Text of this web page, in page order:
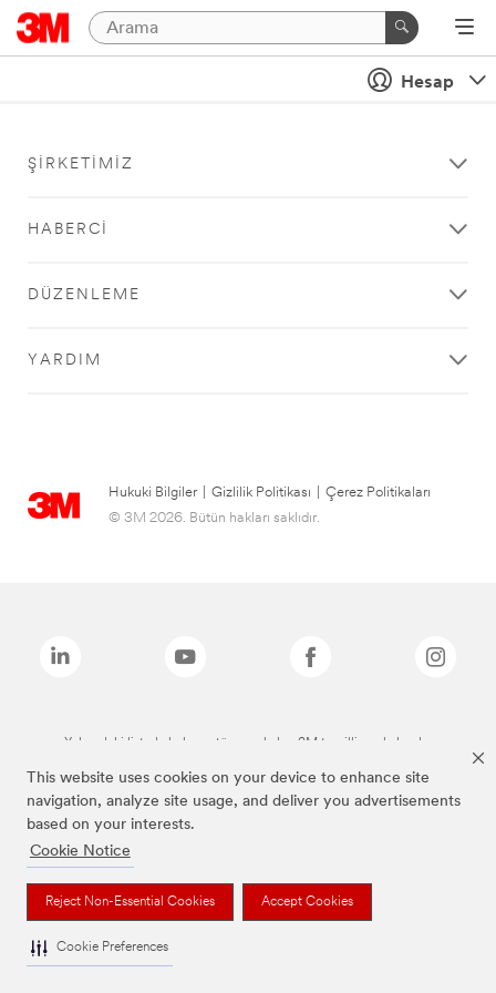
This website uses cookies on your device to enhance site
navigation, analyze site usage, and deliver you advertisements
based on your interests.
Cookie Notice
Reject Non-Essential Cookies Accept Cookies
Cookie Preferences
Hesap
ŞIRKETIMIZ
HABERCI
DÜZENLEME
YARDIM
Hukuki Bilgiler Gizlilik Politikası
Çerez Politikaları
© 3M 2026. Bütün hakları saklıdır.
Yukarıdaki listede bulunan tüm markalar, 3M tescilli markalarıdır.